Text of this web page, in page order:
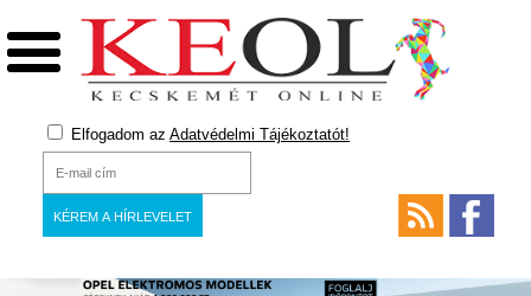
Elfogadom az Adatvédelmi Tájékoztatót!